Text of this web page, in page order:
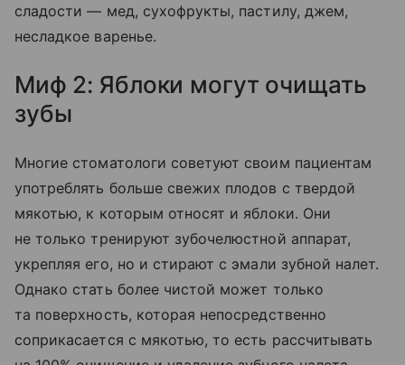
сладости — мед, сухофрукты, пастилу, джем,
несладкое варенье.
Миф 2: Яблоки могут очищать
зубы
Многие стоматологи советуют своим пациентам
употреблять больше свежих плодов с твердой
мякотью, к которым относят и яблоки. Они
не только тренируют зубочелюстной аппарат,
укрепляя его, но и стирают с эмали зубной налет.
Однако стать более чистой может только
та поверхность, которая непосредственно
соприкасается с мякотью, то есть рассчитывать